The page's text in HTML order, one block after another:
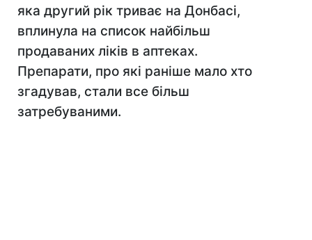
яка другий рік триває на Донбасі,
вплинула на список найбільш
продаваних ліків в аптеках.
Препарати, про які раніше мало хто
згадував, стали все більш
затребуваними.